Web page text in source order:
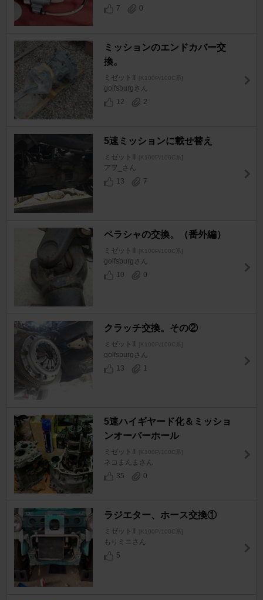
7
0
ミッションのエンドカバー交
換。
ミゼットII [K100P/100C系]
golfsburgさん
12
2
5速ミッションに載せ替え
ミゼットII [K100P/100C系]
アヲ_さん
13
7
ペラシャの交換。（番外編）
ミゼットII [K100P/100C系]
golfsburgさん
10
0
クラッチ交換。その②
ミゼットII [K100P/100C系]
golfsburgさん
13
1
5速ハイギヤード化＆ミッショ
ンオーバーホール
ミゼットII [K100P/100C系]
ネコまんまさん
35
0
ラジエター、ホース交換①
ミゼットII [K100P/100C系]
もりミニさん
5